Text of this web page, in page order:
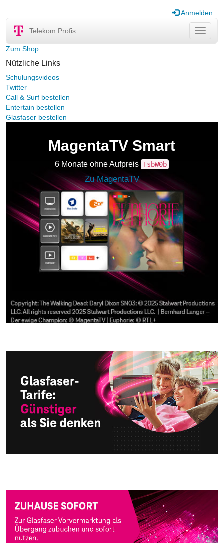
Anmelden
ein-/
Telekom Profis
Zum Shop
Nützliche Links
Schulungsvideos
Twitter
Call & Surf bestellen
Entertain bestellen
Glasfaser bestellen
MagentaTV Smart
6 Monate ohne Aufpreis TsbW0b
Zu MagentaTV